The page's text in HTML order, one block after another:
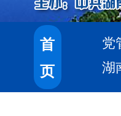
首
页
党
湖